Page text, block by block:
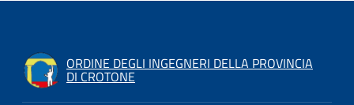
ORDINE DEGLI INGEGNERI DELLA PROVINCIA
DI CROTONE